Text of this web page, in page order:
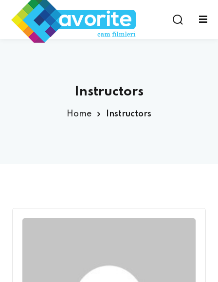
Instructors
Home Instructors